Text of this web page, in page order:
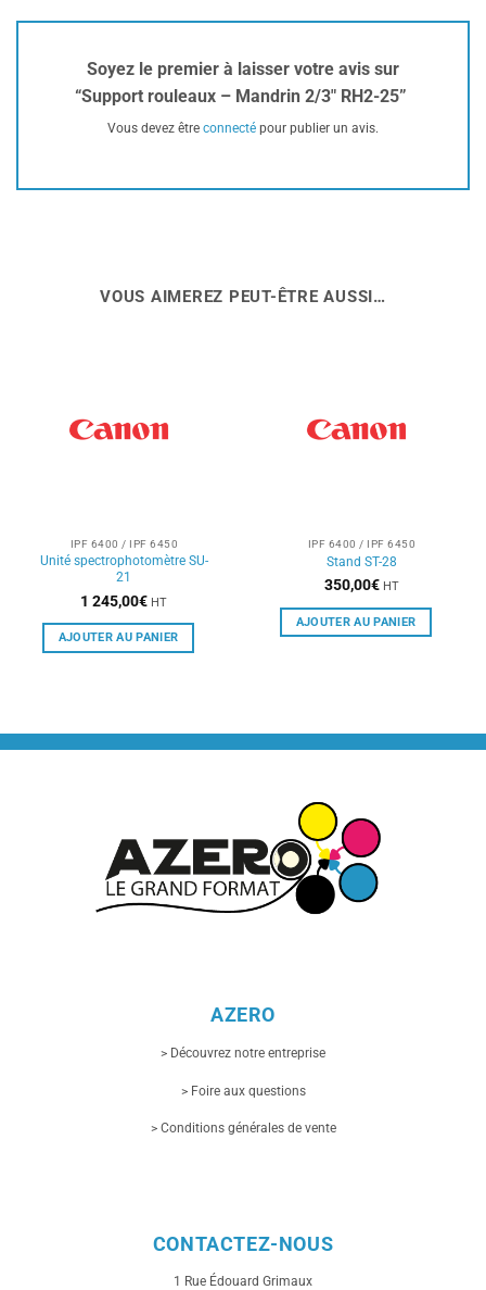
Soyez le premier à laisser votre avis sur
“Support rouleaux – Mandrin 2/3″ RH2-25”
Vous devez être connecté pour publier un avis.
VOUS AIMEREZ PEUT-ÊTRE AUSSI…
IPF 6400 / IPF 6450
Unité spectrophotomètre SU-
21
1 245,00€ HT
AJOUTER AU PANIER
IPF 6400 / IPF 6450
Stand ST-28
350,00€ HT
AJOUTER AU PANIER
AZERO
> Découvrez notre entreprise
> Foire aux questions
> Conditions générales de vente
CONTACTEZ-NOUS
1 Rue Édouard Grimaux